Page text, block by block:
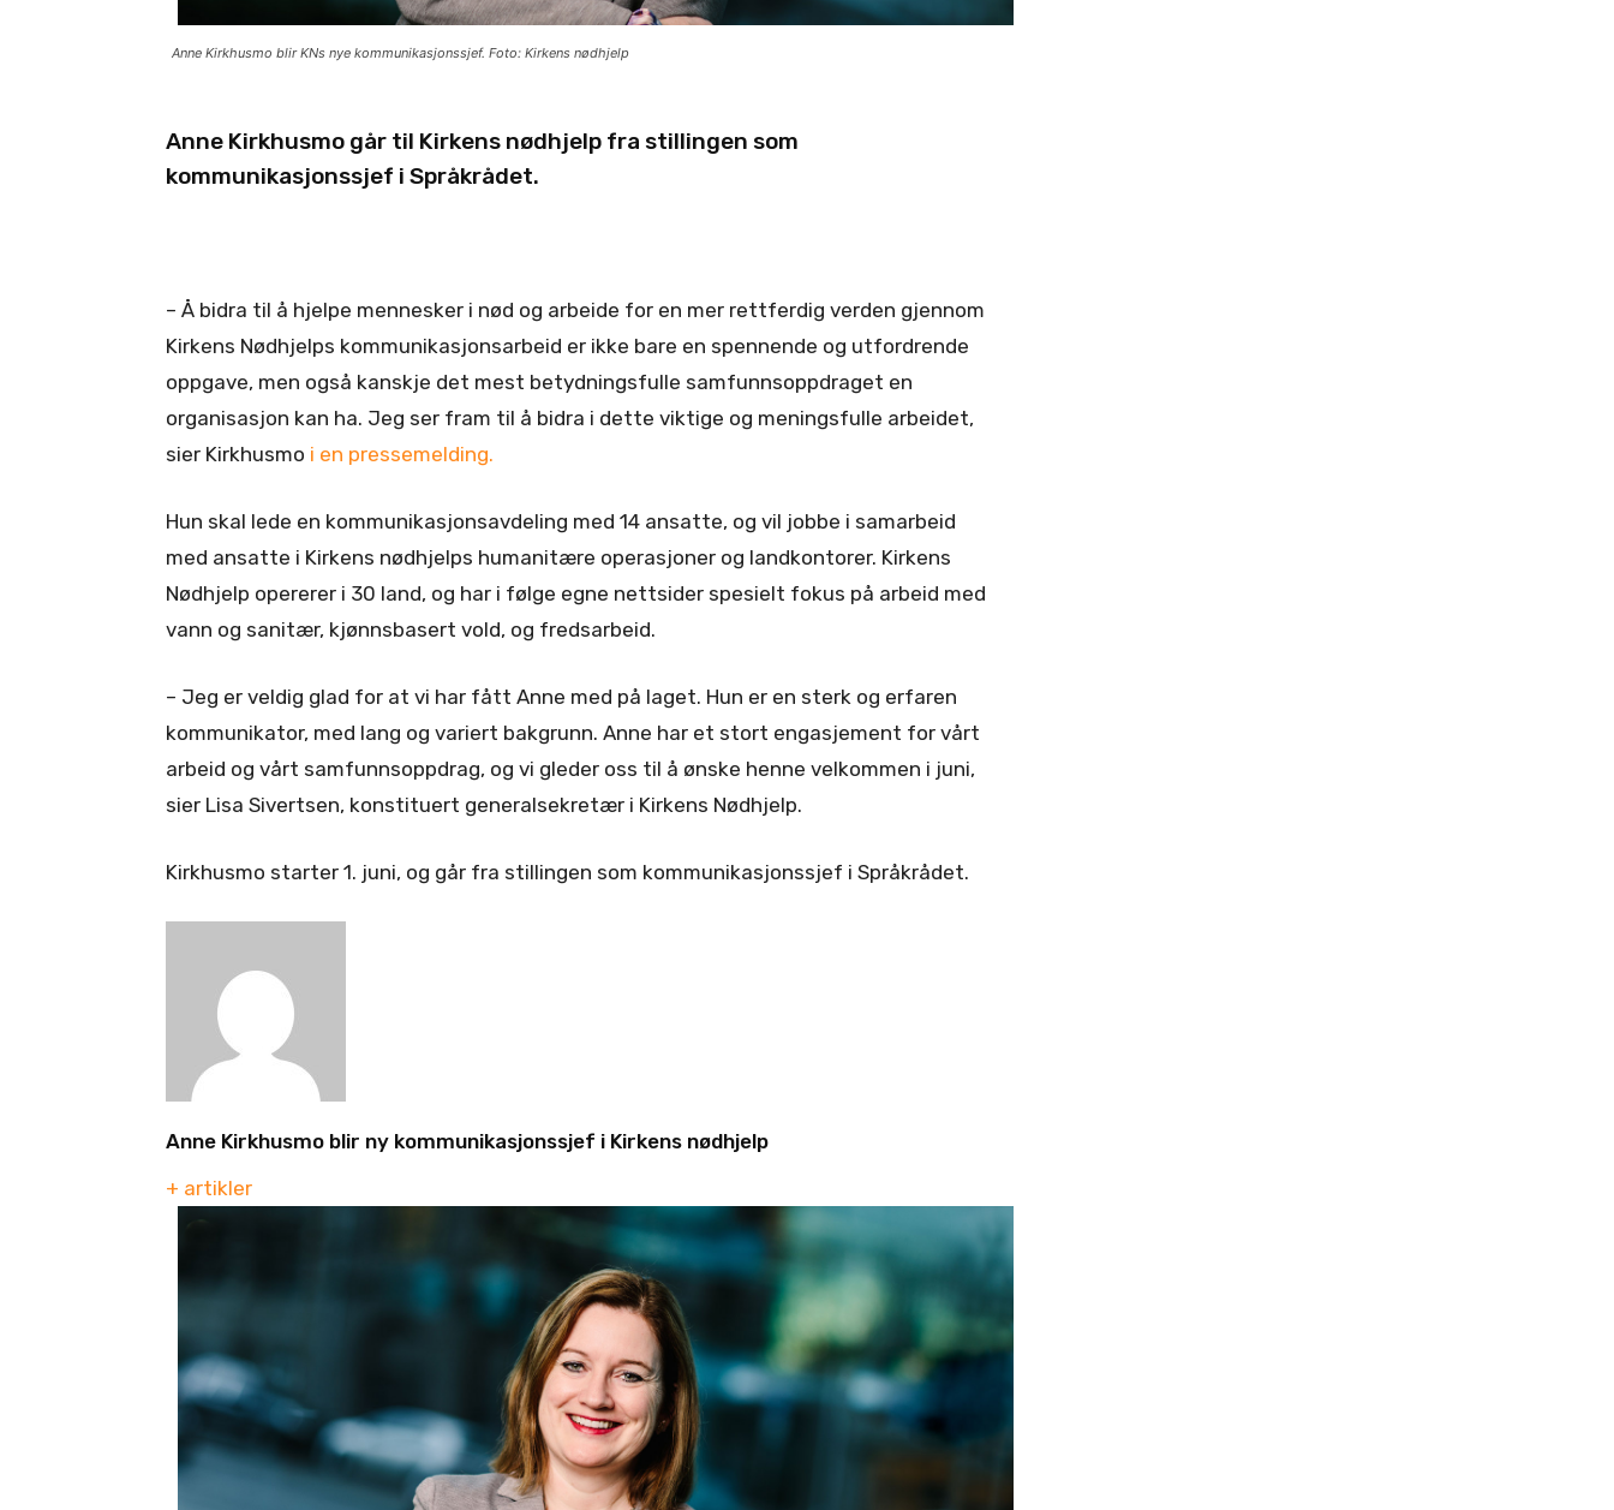
Anne Kirkhusmo blir KNs nye kommunikasjonssjef. Foto: Kirkens nødhjelp
Anne Kirkhusmo går til Kirkens nødhjelp fra stillingen som
kommunikasjonssjef i Språkrådet.
– Å bidra til å hjelpe mennesker i nød og arbeide for en mer rettferdig verden gjennom
Kirkens Nødhjelps kommunikasjonsarbeid er ikke bare en spennende og utfordrende
oppgave, men også kanskje det mest betydningsfulle samfunnsoppdraget en
organisasjon kan ha. Jeg ser fram til å bidra i dette viktige og meningsfulle arbeidet,
sier Kirkhusmo i en pressemelding.
Hun skal lede en kommunikasjonsavdeling med 14 ansatte, og vil jobbe i samarbeid
med ansatte i Kirkens nødhjelps humanitære operasjoner og landkontorer. Kirkens
Nødhjelp opererer i 30 land, og har i følge egne nettsider spesielt fokus på arbeid med
vann og sanitær, kjønnsbasert vold, og fredsarbeid.
– Jeg er veldig glad for at vi har fått Anne med på laget. Hun er en sterk og erfaren
kommunikator, med lang og variert bakgrunn. Anne har et stort engasjement for vårt
arbeid og vårt samfunnsoppdrag, og vi gleder oss til å ønske henne velkommen i juni,
sier Lisa Sivertsen, konstituert generalsekretær i Kirkens Nødhjelp.
Kirkhusmo starter 1. juni, og går fra stillingen som kommunikasjonssjef i Språkrådet.
Anne Kirkhusmo blir ny kommunikasjonssjef i Kirkens nødhjelp
+ artikler